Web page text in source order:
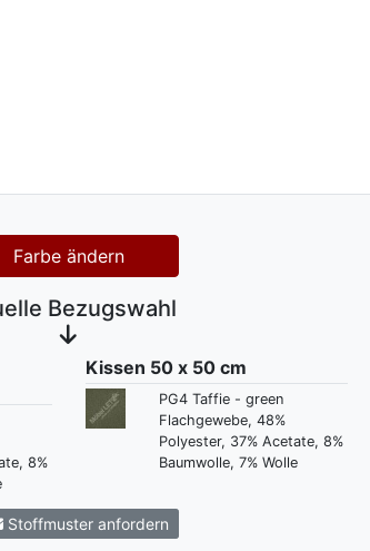
Farbe ändern
Bezugswahl
8%
Kissen 50 x 50 cm
PG4 Taffie - green
Flachgewebe, 48%
Polyester, 37% Acetate, 8%
Baumwolle, 7% Wolle
Stoffmuster anfordern